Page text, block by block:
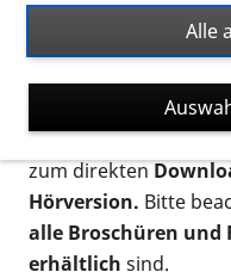
Ort. Nutzen Sie den
nach Flyern und
suchen. Die meisten
verschiedenen
postalischen
zum direkten
Hörversion. Bitte
alle Broschüren und
erhältlich sind.
Alle